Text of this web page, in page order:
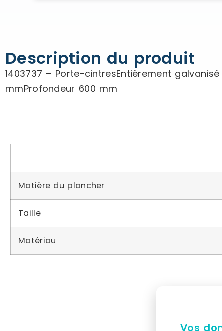
Description du produit
1403737 – Porte-cintresEntièrement
mmProfondeur 600 mm
Matière du plancher
Taille
Matériau
Vos